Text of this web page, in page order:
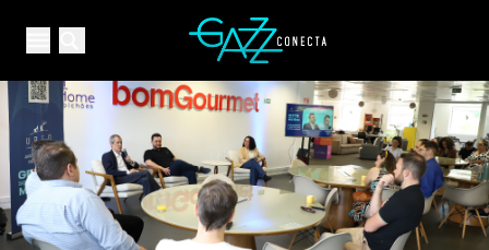
Open main menuYour Company